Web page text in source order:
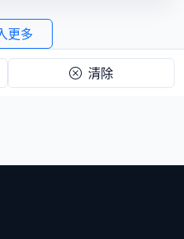
更多
清除